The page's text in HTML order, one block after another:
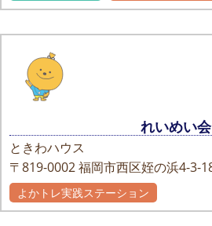
れいめい会
ときわハウス
〒819-0002福岡市西区姪の浜4-3-
よかトレ実践ステーション